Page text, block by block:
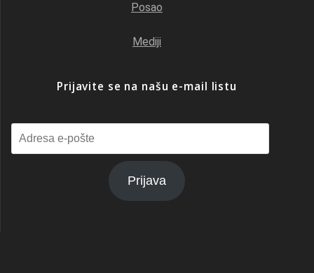
Posao
Mediji
Prijavite se na našu e-mail listu
pošte
Prijava